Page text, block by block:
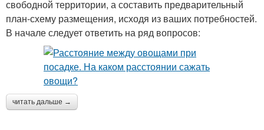
свободной территории, а составить предварительный
план-схему размещения, исходя из ваших потребностей.
В начале следует ответить на ряд вопросов:
читать дальше →